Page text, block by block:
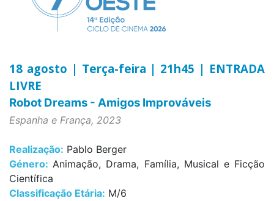
18 agosto | Terça-feira | 21h45 | ENTRADA
LIVRE
Robot Dreams - Amigos Improváveis
Espanha e França, 2023
Realização: Pablo Berger
Género:Animação, Drama, Família, Musical e Ficção
Científica
Classificação Etária: M/6